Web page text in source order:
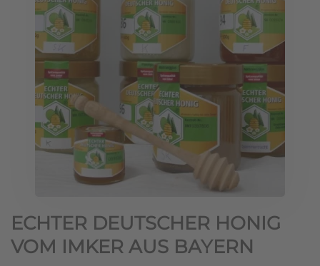
ECHTER DEUTSCHER HONIG
VOM IMKER AUS BAYERN